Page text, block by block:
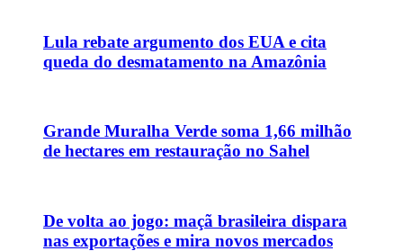
Lula rebate argumento dos EUA e cita
queda do desmatamento na Amazônia
Grande Muralha Verde soma 1,66 milhão
de hectares em restauração no Sahel
De volta ao jogo: maçã brasileira dispara
nas exportações e mira novos mercados